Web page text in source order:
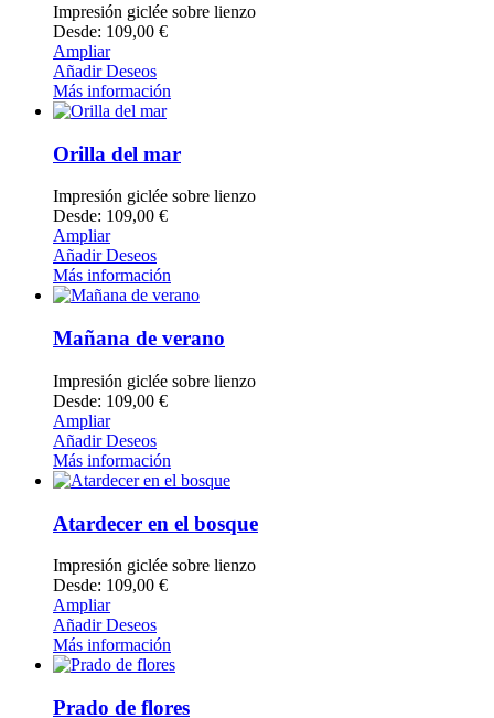
Impresión giclée sobre lienzo
Desde: 109,00 €
Ampliar
Añadir Deseos
Más información
Orilla del mar
Impresión giclée sobre lienzo
Desde: 109,00 €
Ampliar
Añadir Deseos
Más información
Mañana de verano
Impresión giclée sobre lienzo
Desde: 109,00 €
Ampliar
Añadir Deseos
Más información
Atardecer en el bosque
Impresión giclée sobre lienzo
Desde: 109,00 €
Ampliar
Añadir Deseos
Más información
Prado de flores